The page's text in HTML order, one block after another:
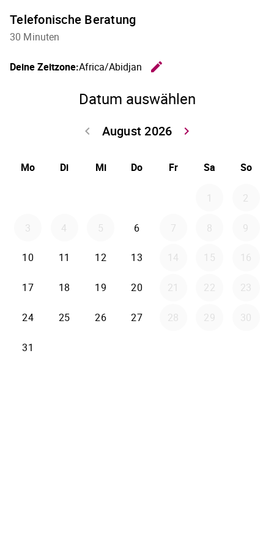
Telefonische Beratung
30 Minuten
Deine Zeitzone:Africa/Abidjan
edit
Datum auswählen
August 2026
keyboard_arrow_left
keyboard_arrow_right
Mo Di Mi Do Fr Sa So
1 2
3 4 5 6 7 8 9
10 11 12 13 14 15 16
17 18 19 20 21 22 23
24 25 26 27 28 29 30
31